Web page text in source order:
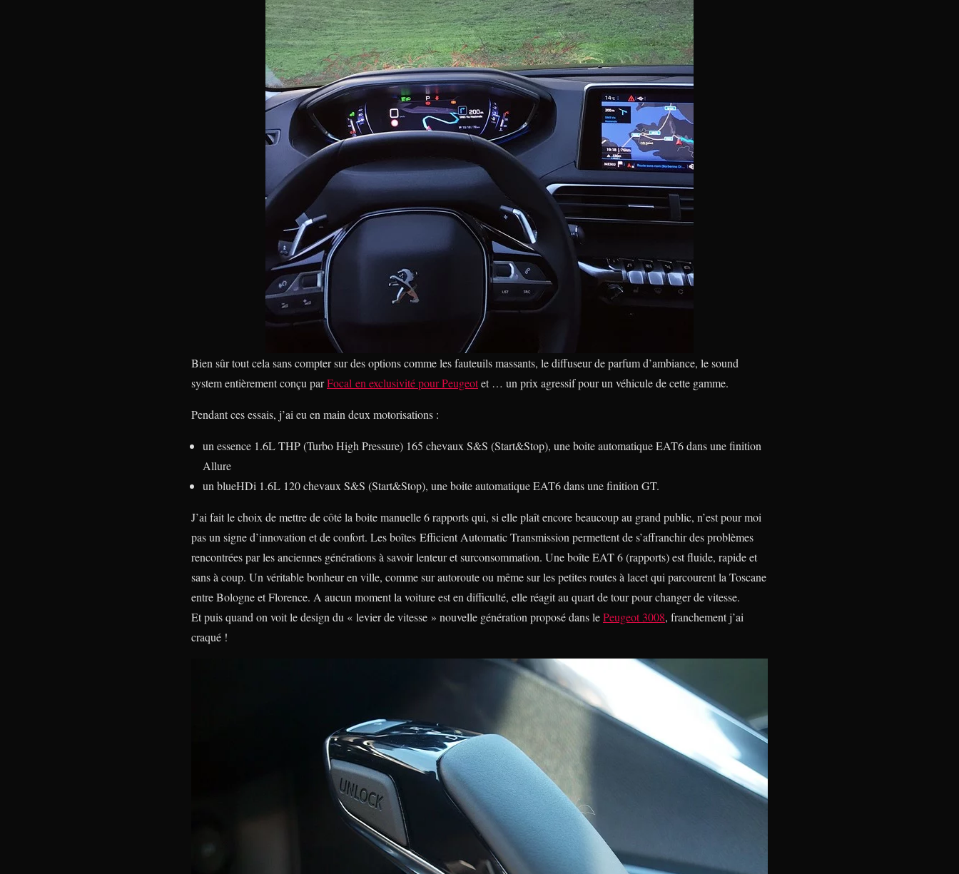
Bien sûr tout cela sans compter sur des options comme les fauteuils massants, le diffuseur de parfum d’ambiance, le sound
system entièrement conçu parFocal en exclusivité pour Peugeotet … un prix agressif pour un véhicule de cette gamme.
Pendant ces essais, j’ai eu en main deux motorisations :
un essence 1.6L THP (Turbo High Pressure) 165 chevaux S&S (Start&Stop), une boite automatique EAT6 dans une finition
Allure
un blueHDi 1.6L 120 chevaux S&S (Start&Stop), une boite automatique EAT6 dans une finition GT.
J’ai fait le choix de mettre de côté la boite manuelle 6 rapports qui, si elle plaît encore beaucoup au grand public, n’est pour moi
pas un signe d’innovation et de confort. Les boîtes Efficient Automatic Transmission permettent de s’affranchir des problèmes
rencontrées par les anciennes générations à savoir lenteur et surconsommation. Une boîte EAT 6 (rapports) est fluide, rapide et
sans à coup. Un véritable bonheur en ville, comme sur autoroute ou même sur les petites routes à lacet qui parcourent la Toscane
entre Bologne et Florence. A aucun moment la voiture est en difficulté, elle réagit au quart de tour pour changer de vitesse.
Et puis quand on voit le design du « levier de vitesse » nouvelle génération proposé dans lePeugeot 3008, franchement j’ai
craqué !